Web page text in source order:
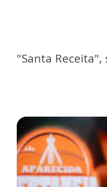
"Santa